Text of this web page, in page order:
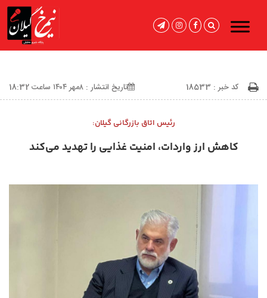
کد خبر : 18533 تاریخ انتشار : ۸مهر ۱۴۰۴ ساعت 18:32
رئیس اتاق بازرگانی گیلان:
کاهش ارز واردات، امنیت غذایی را تهدید می‌کند